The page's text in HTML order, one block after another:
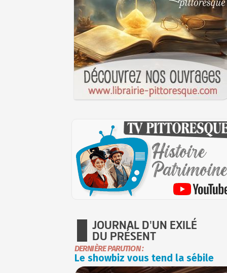
JOURNAL D'UN EXILÉ
DU PRÉSENT
DERNIÈRE PARUTION :
Le showbiz vous tend la sébile